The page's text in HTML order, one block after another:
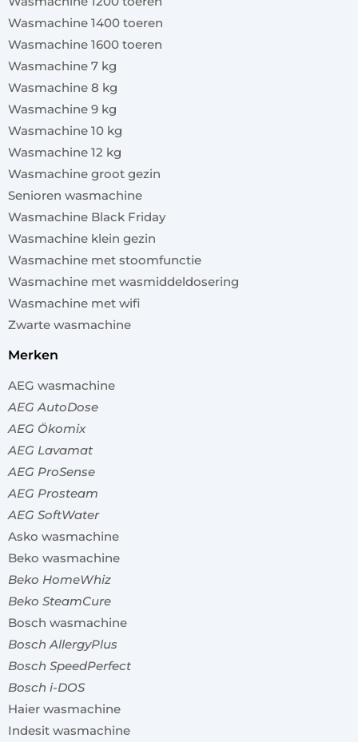
Wasmachine 1400 toeren
Wasmachine 1600 toeren
Wasmachine 7 kg
Wasmachine 8 kg
Wasmachine 9 kg
Wasmachine 10 kg
Wasmachine 12 kg
Wasmachine groot gezin
Senioren wasmachine
Wasmachine Black Friday
Wasmachine klein gezin
Wasmachine met stoomfunctie
Wasmachine met wasmiddeldosering
Wasmachine met wifi
Zwarte wasmachine
merken
AEG wasmachine
AEG AutoDose
AEG Ökomix
AEG Lavamat
AEG ProSense
AEG Prosteam
AEG SoftWater
Asko wasmachine
Beko wasmachine
Beko HomeWhiz
Beko SteamCure
Bosch wasmachine
Bosch AllergyPlus
Bosch SpeedPerfect
Bosch i-DOS
Haier wasmachine
Indesit wasmachine